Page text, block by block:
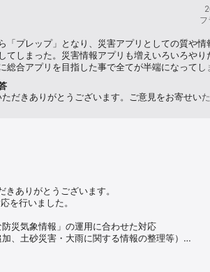
害時の行動を支援する「アクション」機能
うな行動を取ればいいかをあらかじめ検討したり
れる場合は、事前に登録した情報に応じて避難の
有料）に登録すると、事前に検討した防災計画や
害、浸水、洪水）
フ
「プレップ」となり、災害アプリとしての質や情
てしまった。災害情報アプリも増えいろいろやり
総合アプリを目指した事で全てが半端になってし
化して質の向上をすべきだったのではないか。残
ただきありがとうございます。ご意見をお寄せいた
きありがとうございます。
を行いました。
防災気象情報」の運用に合わせた対応
加、土砂災害・大雨に関する情報の整理等）